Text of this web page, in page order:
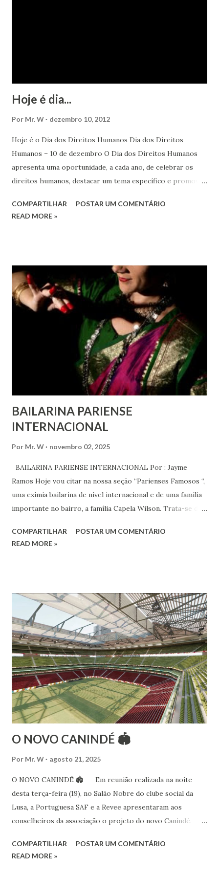
Hoje é dia...
Por Mr. W dezembro 10, 2012
Hoje é o Dia dos Direitos Humanos Dia dos Direitos
Humanos – 10 de dezembro O Dia dos Direitos Humanos
apresenta uma oportunidade, a cada ano, de celebrar os
direitos humanos, destacar um tema específico e promover
em todos os lugares. Este ano, o foco é sobre os direitos
Estes direitos humanos – os direitos à liberdade de opinião
e de expressão, de reunião pacífica e de associação, e de
participar no governo (artigos 19, 20 e 21 da Declaração
Universal dos Direitos Humanos ) – têm estado no centro
das mudanças históricas no mundo árabe nos últimos dois
anos, em que milhões foram às ruas para exigir mudanças.
Em outras partes do mundo, os “99%” fizeram suas vozes
serem ouvidas através ...
COMPARTILHAR
POSTAR UM COMENTÁRIO
READ MORE »
BAILARINA PARIENSE
INTERNACIONAL
Por Mr. W novembro 02, 2025
BAILARINA PARIENSE INTERNACIONAL Por : Jayme
Ramos Hoje vou citar na nossa seção “Parienses Famosos “,
uma exímia bailarina de nível internacional e de uma família
importante no bairro, a família Capela Wilson. Trata-se da
Vamos às informações de seu site : Bailarina e professora
Esteve na Índia aprofundando seus estudos neste estilo
além de partir para pesquisa e vivência das danças
folclóricas do Rajastão (Kalbelia, Banjara, Ghoomar, Chair).
Bailarina profissional e professora de dança. Dedica-se há
15 anos ao estudo e pesquisa de danças étnicas, em especial
às danças ciganas, árabes e indianas. Iniciou seus estudos de
dança aos 4 anos de idade (em 1982) no balé clássico,
passando por diversas atividades co...
COMPARTILHAR
POSTAR UM COMENTÁRIO
READ MORE »
O NOVO CANINDÉ 🏟
Por Mr. W agosto 21, 2025
O NOVO CANINDÉ 🏟 Em reunião realizada na noite
desta terça-feira (19), no Salão Nobre do clube social da
Lusa, a Portuguesa SAF e a Revee apresentaram aos
conselheiros da associação o projeto do novo Canindé.
complexo, que englobará clube social, edifício garagem
COMPARTILHAR
POSTAR UM COMENTÁRIO
READ MORE »